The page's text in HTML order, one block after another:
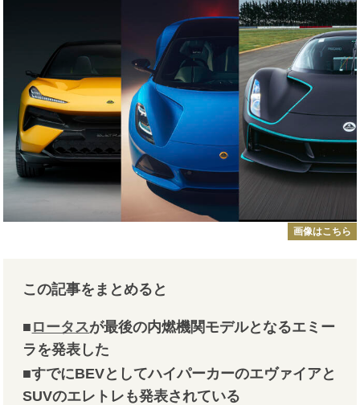
画像はこちら
この記事をまとめると
■ ロータスが最後の内燃機関モデルとなるエミー
ラを発表した
■すでにBEVとしてハイパーカーのエヴァイアと
SUVのエレトレも発表されている